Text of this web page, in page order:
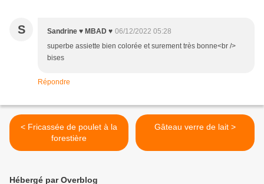
S Sandrine ♥ MBAD ♥ 06/12/2022 05:28
superbe assiette bien colorée et surement très bonne<br />
bises
Répondre
< Fricassée de poulet à la
forestière
Gâteau verre de lait >
Hébergé par Overblog